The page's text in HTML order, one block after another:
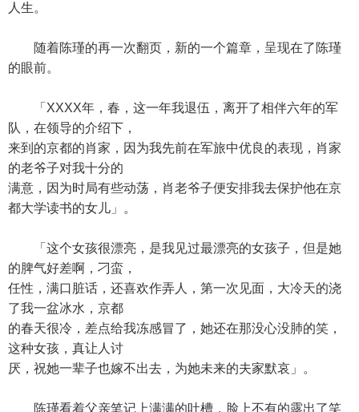
人生。
随着陈瑾的再一次翻页，新的一个篇章，呈现在了陈瑾
的眼前。
「XXXX年，春，这一年我退伍，离开了相伴六年的军
队，在领导的介绍下，
来到的京都的肖家，因为我先前在军旅中优良的表现，肖家
的老爷子对我十分的
满意，因为时局有些动荡，肖老爷子便安排我去保护他在京
都大学读书的女儿」。
「这个女孩很漂亮，是我见过最漂亮的女孩子，但是她
的脾气好差啊，刁蛮，
任性，满口脏话，还喜欢作弄人，第一次见面，大冷天的浇
了我一盆冰水，京都
的春天很冷，差点给我冻感冒了，她还在那没心没肺的笑，
这种女孩，真让人讨
厌，祝她一辈子也嫁不出去，为她未来的夫家默哀」。
陈瑾看着父亲笔记上满满的吐槽，脸上不有的露出了笑